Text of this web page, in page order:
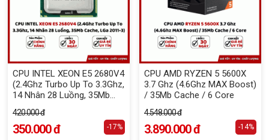
CPU INTEL XEON E5 2680V4
(2.4Ghz Turbo Up To 3.3Ghz,
14 Nhân 28 Luồng, 35Mb
420.000 đ
350.000 đ -17%
CPU AMD RYZEN 5 5600X
3.7 Ghz (4.6Ghz MAX Boost)
/ 35Mb Cache / 6 Core
4.548.000 đ
3.890.000 đ -14%